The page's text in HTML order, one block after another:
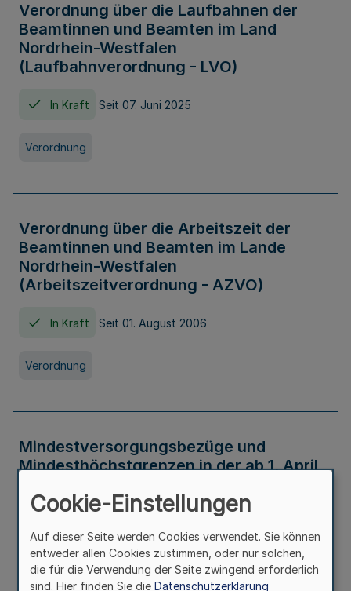
Verordnung über die Laufbahnen der
Beamtinnen und Beamten im Land
Nordrhein-Westfalen
(Laufbahnverordnung - LVO)
In Kraft Seit 07. Juni 2025
Verordnung
Verordnung über die Arbeitszeit der
Beamtinnen und Beamten im Lande
Nordrhein-Westfalen
(Arbeitszeitverordnung - AZVO)
In Kraft Seit 01. August 2006
Verordnung
Mindestversorgungsbezüge und
Mindesthöchstgrenzen in der ab 1. April
Verwaltungsvorschrift
Cookie-Einstellungen
Auf dieser Seite werden Cookies verwendet. Sie können
entweder allen Cookies zustimmen, oder nur solchen,
die für die Verwendung der Seite zwingend erforderlich
sind. Hier finden Sie die Datenschutzerklärung